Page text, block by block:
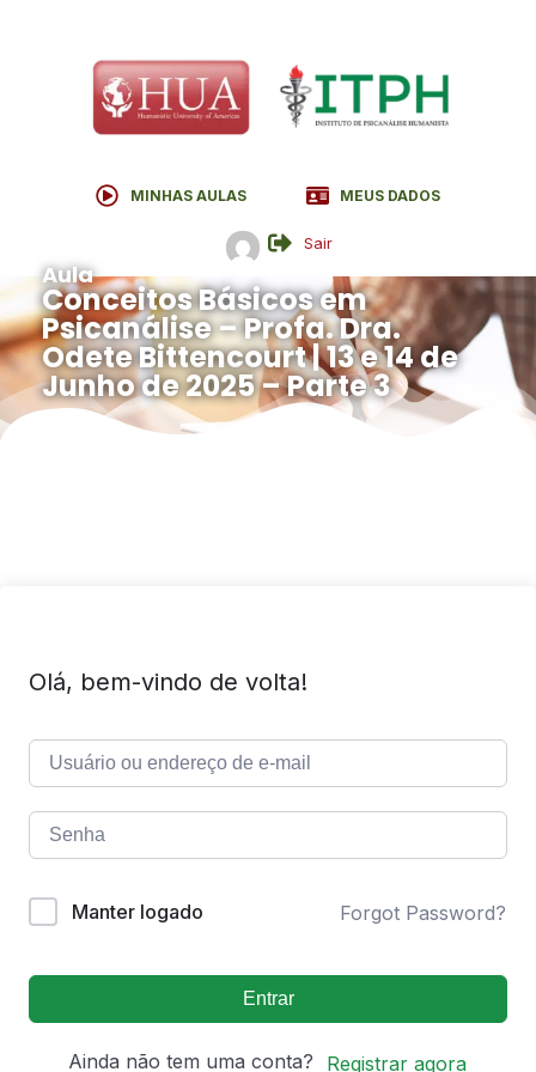
MINHAS AULAS MEUS DADOS
Sair
Aula
Conceitos Básicos em
Psicanálise – Profa. Dra.
Odete Bittencourt | 13 e 14 de
Junho de 2025 – Parte 3
Olá, bem-vindo de volta!
Manter logado Forgot Password?
Entrar
Ainda não tem uma conta? Registrar agora